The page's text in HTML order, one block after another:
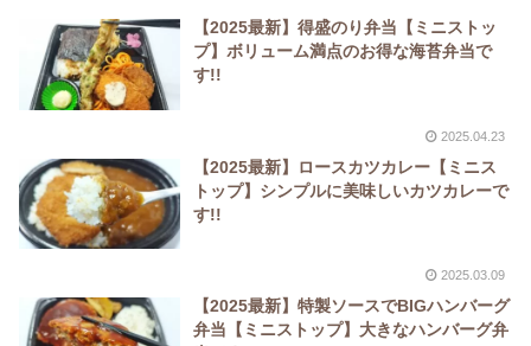
【2025最新】得盛のり弁当【ミニストッ
プ】ボリューム満点のお得な海苔弁当で
す!!
2025.04.23
【2025最新】ロースカツカレー【ミニス
トップ】シンプルに美味しいカツカレーで
す!!
2025.03.09
【2025最新】特製ソースでBIGハンバーグ
弁当【ミニストップ】大きなハンバーグ弁